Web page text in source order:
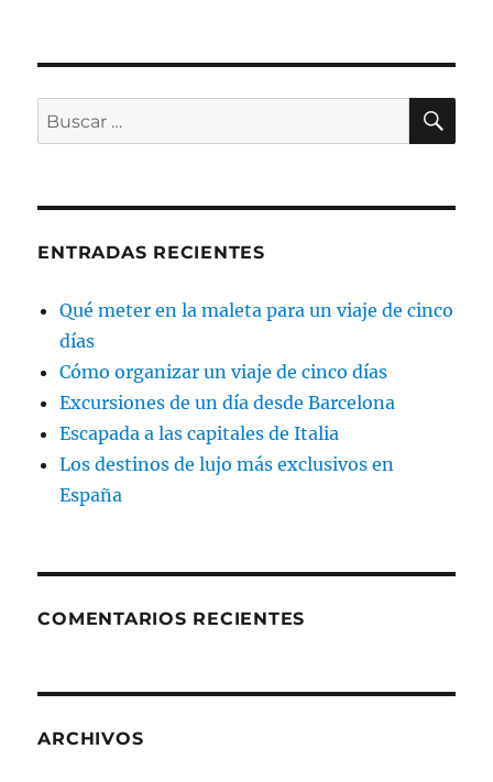
Buscar
por:
ENTRADAS RECIENTES
Qué meter en la maleta para un viaje de cinco
días
Cómo organizar un viaje de cinco días
Excursiones de un día desde Barcelona
Escapada a las capitales de Italia
Los destinos de lujo más exclusivos en
España
COMENTARIOS RECIENTES
ARCHIVOS